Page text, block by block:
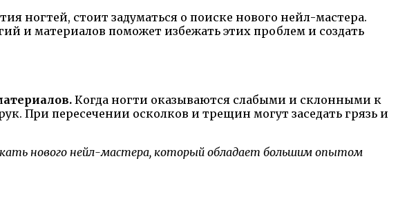
ногтей, стоит задуматься о поиске нового нейл-мастера.
и материалов поможет избежать этих проблем и создать
Когда ногти оказываются слабыми и склонными к
При пересечении осколков и трещин могут заседать грязь и
нового нейл-мастера, который обладает большим опытом